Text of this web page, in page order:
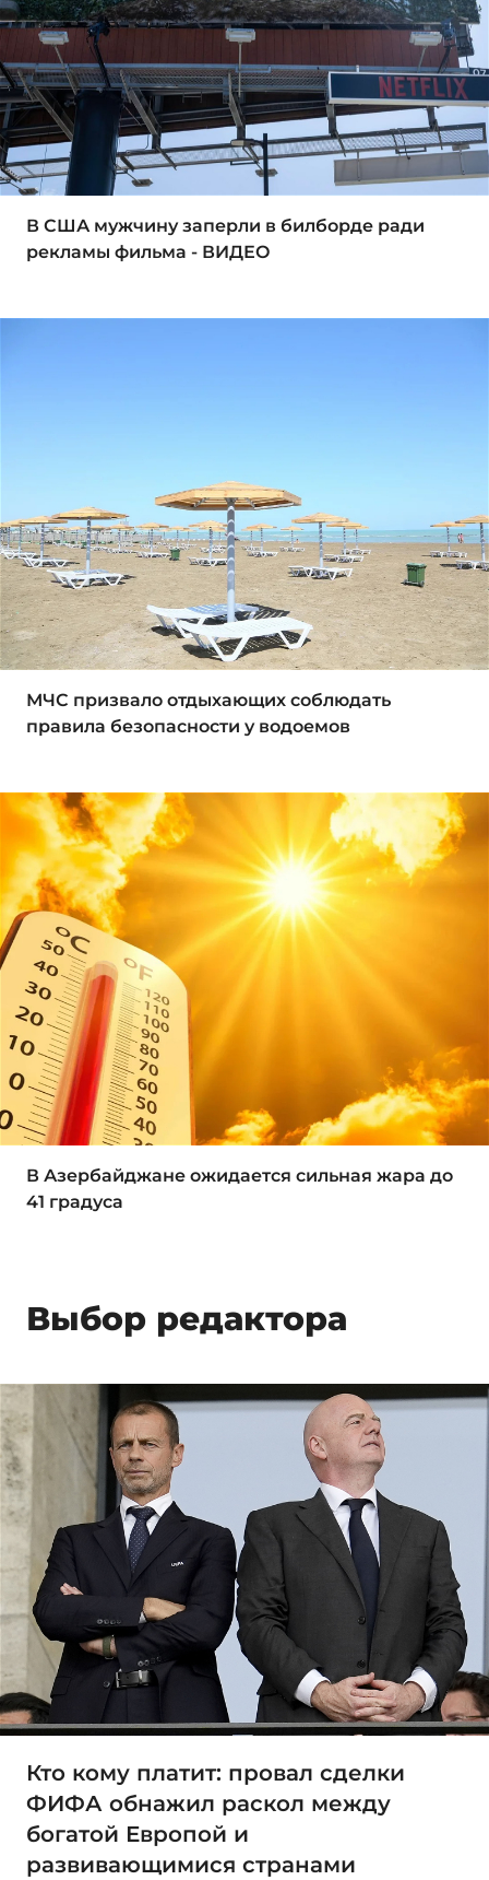
В США мужчину заперли в билборде ради
рекламы фильма - ВИДЕО
МЧС призвало отдыхающих соблюдать
правила безопасности у водоемов
В Азербайджане ожидается сильная жара до
41 градуса
Выбор редактора
Кто кому платит: провал сделки
ФИФА обнажил раскол между
богатой Европой и
развивающимися странами